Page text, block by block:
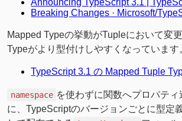
Announcing TypeScript 3.1 |
Breaking Changes · Microsoft/
Mapped Typeの挙動がTupleにおいて変
Typeがより型付けしやすくなっています
TypeScript 3.1 の Mapped Tuple
namespace を使わずに関数へプロパティ
に、TypeScriptのバージョンごとに型定